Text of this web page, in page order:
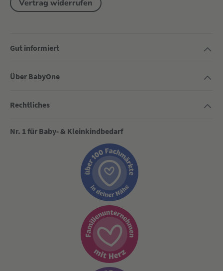
Vertrag widerrufen
Gut informiert
Über BabyOne
Rechtliches
Nr. 1 für Baby- & Kleinkindbedarf